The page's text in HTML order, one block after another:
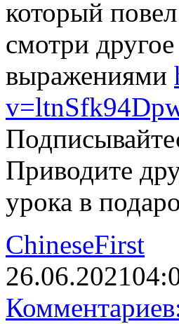
который
смотри
выражениями
Приводите
урока в
ChineseFirst
26.06.2021